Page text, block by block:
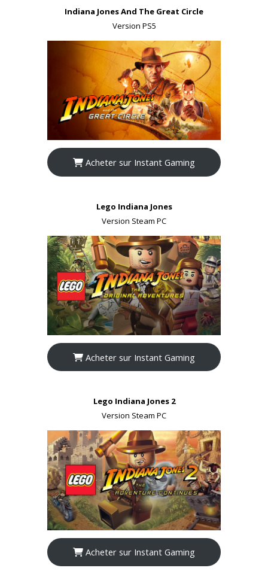
Indiana Jones And The Great Circle
Version PS5
Acheter sur Instant Gaming
Lego Indiana Jones
Version Steam PC
Acheter sur Instant Gaming
Lego Indiana Jones 2
Version Steam PC
Acheter sur Instant Gaming